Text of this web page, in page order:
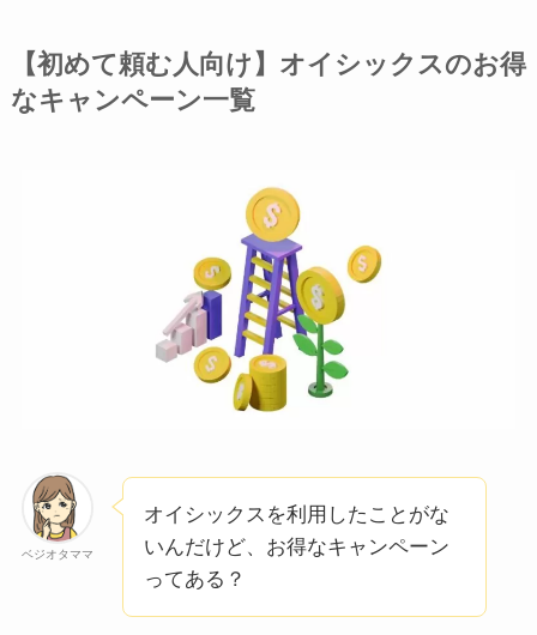
【初めて頼む人向け】オイシックスのお得
なキャンペーン一覧
ベジオタママ
オイシックスを利用したことがな
いんだけど、お得なキャンペーン
ってある？